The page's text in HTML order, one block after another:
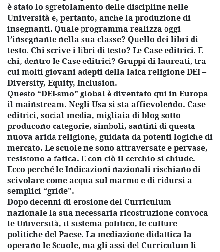
è stato lo sgretolamento delle discipline nelle
Università e, pertanto, anche la produzione di
insegnanti. Quale programma realizza oggi
l’insegnante nella sua classe? Quello dei libri di
testo. Chi scrive i libri di testo? Le Case editrici. E
chi, dentro le Case editrici? Gruppi di laureati, tra
cui molti giovani adepti della laica religione DEI –
Diversity, Equity, Inclusion.
Questo “DEI-smo” global è diventato qui in Europa
il mainstream. Negli Usa si sta affievolendo. Case
editrici, social-media, migliaia di blog sotto-
producono categorie, simboli, santini di questa
nuova arida religione, guidata da potenti logiche di
mercato. Le scuole ne sono attraversate e pervase,
resistono a fatica. E con ciò il cerchio si chiude.
Ecco perché le Indicazioni nazionali rischiano di
scivolare come acqua sul marmo e di ridursi a
semplici “gride”.
Dopo decenni di erosione del Curriculum
nazionale la sua necessaria ricostruzione convoca
le Università, il sistema politico, le culture
politiche del Paese. La mediazione didattica la
operano le Scuole, ma gli assi del Curriculum li